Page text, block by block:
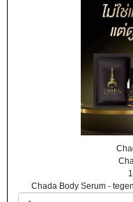
Chada Body Serum -